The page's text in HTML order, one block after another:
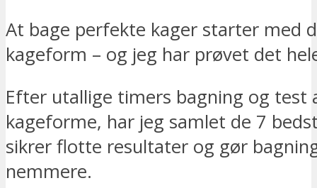
At bage perfekte kager starter med
kageform – og jeg har prøvet det
Efter utallige timers bagning og test
kageforme, har jeg samlet de 7
sikrer flotte resultater og gør
nemmere.